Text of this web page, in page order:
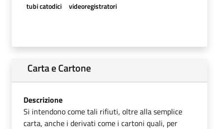
tubi catodici
videoregistratori
Carta e Cartone
Descrizione
Si intendono come tali rifiuti, oltre alla semplice
carta, anche i derivati come i cartoni quali, per